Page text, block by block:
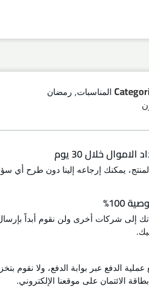
المناسبات, رمضان
خلال 30 يوم
إلى شركات أخرى ولن نقوم أبداً
عملية الدفع عبر بوابة الدفع، ولا نقوم
الائتمان على موقعنا الإلكتروني.